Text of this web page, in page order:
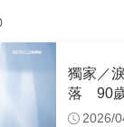
獨家／
落 90歲
幕2026/